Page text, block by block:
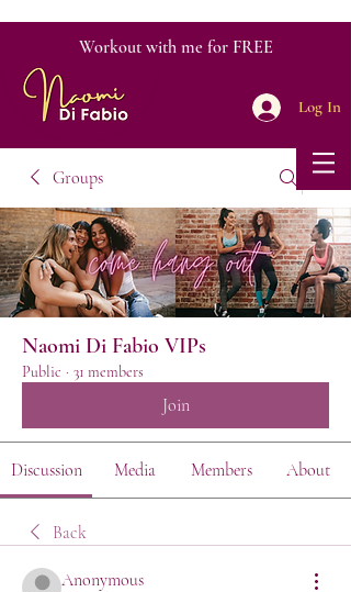
Workout with me for FREE
Log In
Groups
Naomi Di Fabio VIPs
Public · 31 members
Join
Discussion Media Members About
Back
Anonymous